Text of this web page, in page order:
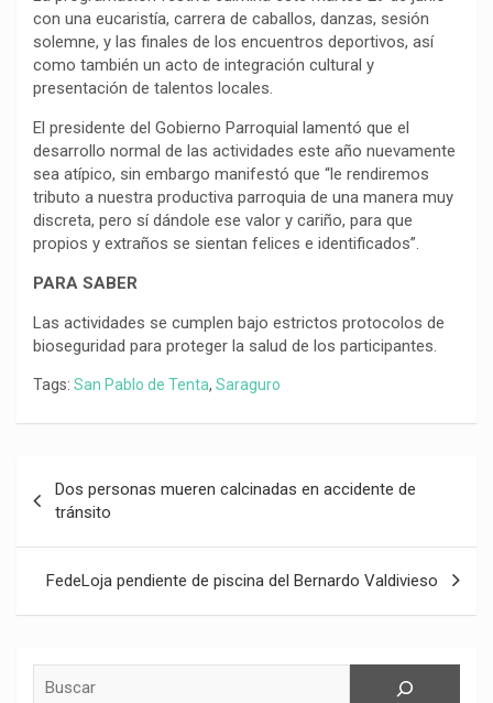
con una eucaristía, carrera de caballos, danzas, sesión
solemne, y las finales de los encuentros deportivos, así
como también un acto de integración cultural y
presentación de talentos locales.
El presidente del Gobierno Parroquial lamentó que el
desarrollo normal de las actividades este año nuevamente
sea atípico, sin embargo manifestó que “le rendiremos
tributo a nuestra productiva parroquia de una manera muy
discreta, pero sí dándole ese valor y cariño, para que
propios y extraños se sientan felices e identificados”.
PARA SABER
Las actividades se cumplen bajo estrictos protocolos de
bioseguridad para proteger la salud de los participantes.
Tags: San Pablo de Tenta, Saraguro
de
entradas
Dos personas mueren calcinadas en accidente de
tránsito
FedeLoja pendiente de piscina del Bernardo Valdivieso